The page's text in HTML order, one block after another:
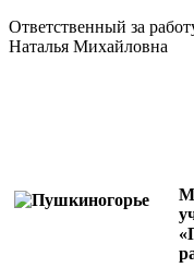
Ответственный за
Наталья Михайловна